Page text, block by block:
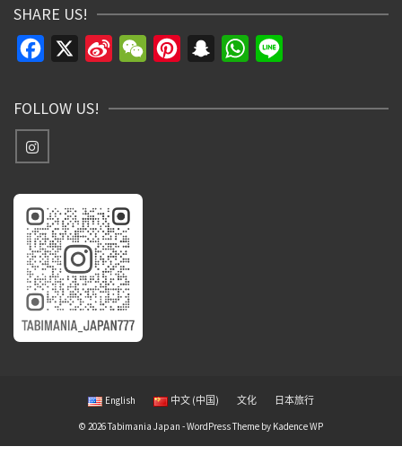
SHARE US!
Facebook
Sina
WeChatPinterestSnapchatWhatsApp
FOLLOW US!
English 中文 (中国) 文化 日本旅行
© 2026 Tabimania Japan - WordPress Theme by Kadence WP